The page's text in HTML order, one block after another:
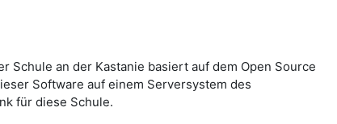
Schule an der Kastanie basiert auf dem Open Source
Software auf einem Serversystem des
für diese Schule.